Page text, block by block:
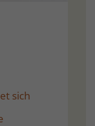
sich